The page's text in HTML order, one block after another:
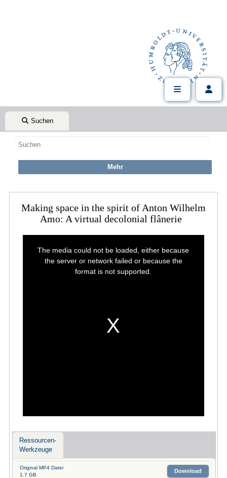
Suchen
Making space in the spirit of Anton Wilhelm
Amo: A virtual decolonial flânerie
The media could not be loaded, either because
the server or network failed or because the
format is not supported.
Ressourcen-
Werkzeuge
Original MP4 Datei
1.7 GB
Download